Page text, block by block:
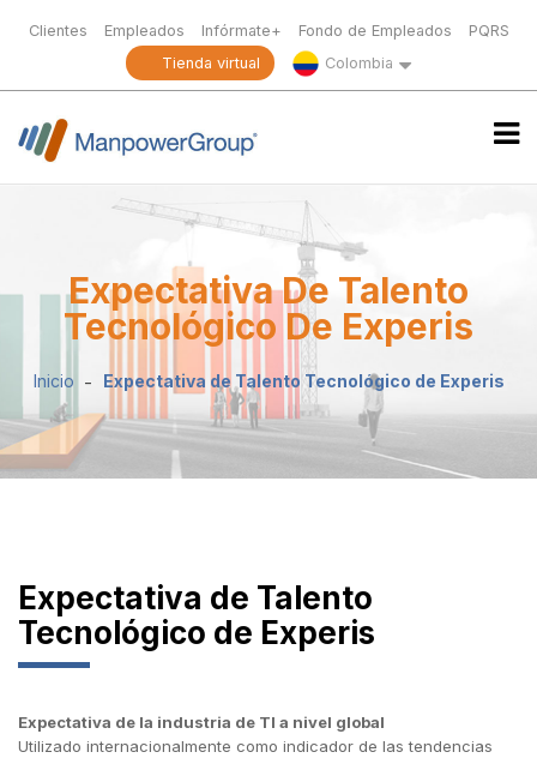
Clientes Empleados Infórmate+ Fondo de Empleados
PQRS
Tienda virtual
Colombia
Expectativa De Talento
Tecnológico De Experis
Inicio Expectativa de Talento Tecnológico de Experis
Expectativa de Talento
Tecnológico de Experis
Expectativa de la industria de TI a nivel global
Utilizado internacionalmente como indicador de las tendencias